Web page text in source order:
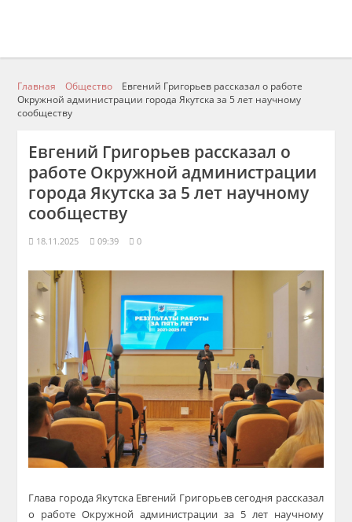
Главная Общество
Евгений Григорьев рассказал о работе
Окружной администрации города Якутска за 5 лет научному
сообществу
Евгений Григорьев рассказал о
работе Окружной администрации
города Якутска за 5 лет научному
сообществу
18.11.2025 09:39 0
Глава города Якутска Евгений Григорьев сегодня рассказал
о работе Окружной администрации за 5 лет научному